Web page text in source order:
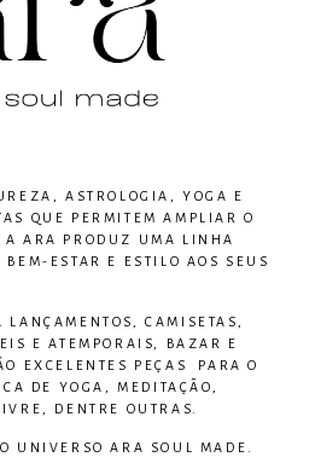
ASTROLOGIA, YOGA E
QUE PERMITEM AMPLIAR O
A ARA PRODUZ UMA LINHA
ESTAR E ESTILO AOS SEUS
CAMISETAS,
E ATEMPORAIS, BAZAR E
EXCELENTES PEÇAS PARA O
DE YOGA, MEDITAÇÃO,
DENTRE OUTRAS.
UNIVERSO ARA SOUL MADE